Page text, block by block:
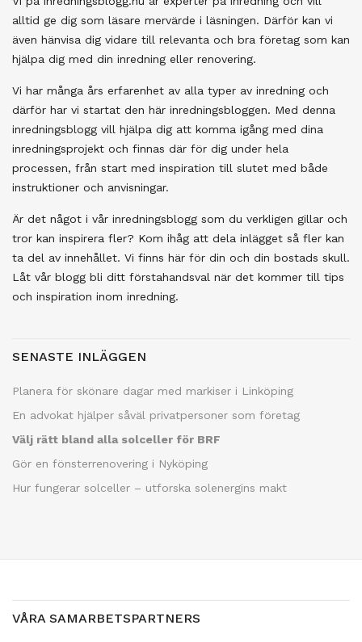
alltid ge dig som läsare mervärde i läsningen. Därför kan vi
även hänvisa dig vidare till relevanta och bra företag som kan
hjälpa dig med din inredning eller renovering.
Vi har många års erfarenhet av alla typer av inredning och
därför har vi startat den här inredningsbloggen. Med denna
inredningsblogg vill hjälpa dig att komma igång med dina
inredningsprojekt och finnas där för dig under hela
processen, från start med inspiration till slutet med både
instruktioner och anvisningar.
Är det något i vår inredningsblogg som du verkligen gillar och
tror kan inspirera fler? Kom ihåg att dela inlägget så fler kan
ta del av innehållet. Vi finns här för din och din bostads skull.
Låt vår blogg bli ditt förstahandsval när det kommer till tips
och inspiration inom inredning.
SENASTE INLÄGGEN
Planera för skönare dagar med markiser i Linköping
En advokat hjälper såväl privatpersoner som företag
Välj rätt bland alla solceller för BRF
Gör en fönsterrenovering i Nyköping
Hur fungerar solceller – utforska solenergins makt
VÅRA SAMARBETSPARTNERS